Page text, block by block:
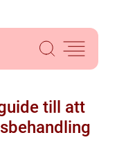
till att